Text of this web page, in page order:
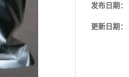
发布日期：
更新日期：